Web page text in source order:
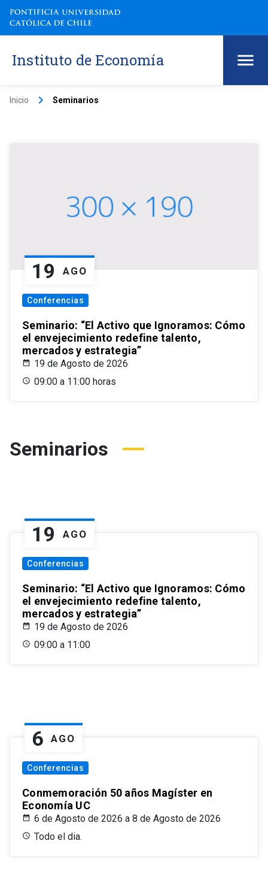
Instituto de Economía
Inicio keyboard_arrow_right Seminarios
19 AGO
Conferencias
Seminario: “El Activo que Ignoramos: Cómo
el envejecimiento redefine talento,
mercados y estrategia”
19 de Agosto de 2026
09:00 a 11:00 horas
Seminarios
19 AGO
Conferencias
Seminario: “El Activo que Ignoramos: Cómo
el envejecimiento redefine talento,
mercados y estrategia”
19 de Agosto de 2026
09:00 a 11:00
6 AGO
Conferencias
Conmemoración 50 años Magíster en
Economía UC
6 de Agosto de 2026 a 8 de Agosto de 2026
Todo el dia.